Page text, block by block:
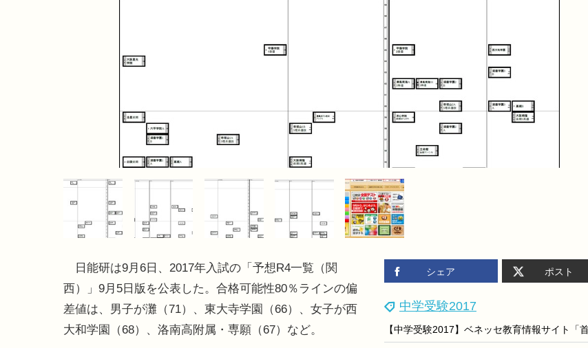
シェア ポスト
中学受験2017
日能研は9月6日、2017年入試の「予想R4一覧（関
西）」9月5日版を公表した。合格可能性80％ラインの偏
差値は、男子が灘（71）、東大寺学園（66）、女子が西
大和学園（68）、洛南高附属・専願（67）など。